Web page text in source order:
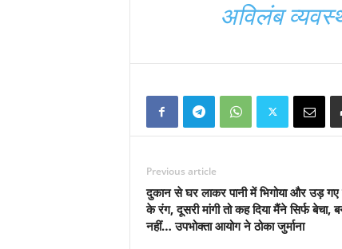
अविलंब
Previous article
दुकान से घर लाकर पानी में भिगोया और उड़ गए
के रंग, दूसरी मांगी तो कह दिया मैंने सिर्फ बेचा,
नहीं… उपभोक्ता आयोग ने ठोका जुर्माना